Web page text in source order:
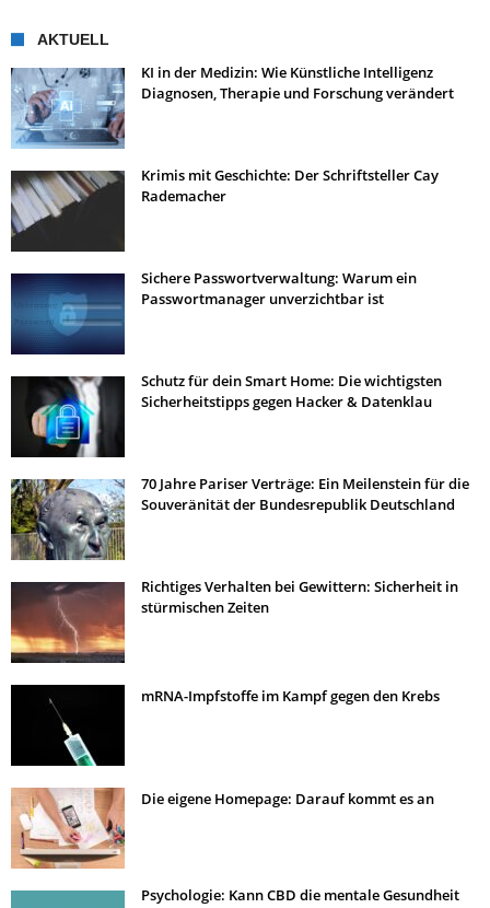
AKTUELL
KI in der Medizin: Wie Künstliche Intelligenz
Diagnosen, Therapie und Forschung verändert
Krimis mit Geschichte: Der Schriftsteller Cay
Rademacher
Sichere Passwortverwaltung: Warum ein
Passwortmanager unverzichtbar ist
Schutz für dein Smart Home: Die wichtigsten
Sicherheitstipps gegen Hacker & Datenklau
70 Jahre Pariser Verträge: Ein Meilenstein für die
Souveränität der Bundesrepublik Deutschland
Richtiges Verhalten bei Gewittern: Sicherheit in
stürmischen Zeiten
mRNA-Impfstoffe im Kampf gegen den Krebs
Die eigene Homepage: Darauf kommt es an
Psychologie: Kann CBD die mentale Gesundheit